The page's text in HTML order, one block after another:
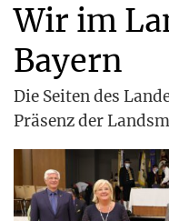
Wir im
Bayern
Die Sei­ten des
Prä­senz der